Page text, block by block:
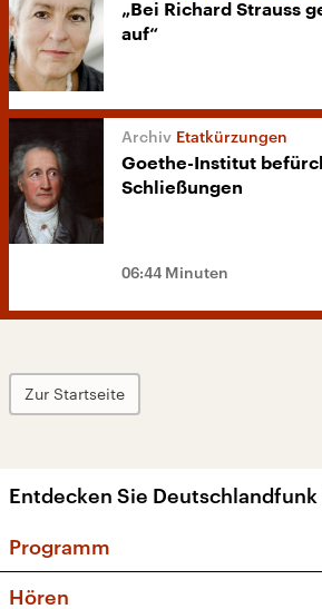
„Bei Richard Strauss
auf“
Etatkürzungen
Goethe-Institut
Schließungen
06:44 Minuten
Zur Startseite
Entdecken Sie
Programm
Hören